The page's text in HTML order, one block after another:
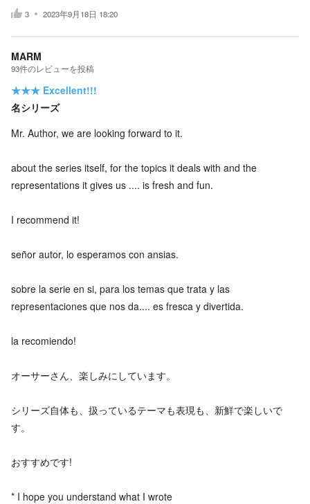
3 2023年9月18日 18:20
MARM
93件のレビューを投稿
★★★ Excellent!!!
名シリーズ
Mr. Author, we are looking forward to it.
about the series itself, for the topics it deals with and the
representations it gives us .... is fresh and fun.
I recommend it!
señor autor, lo esperamos con ansias.
sobre la serie en si, para los temas que trata y las
representaciones que nos da.... es fresca y divertida.
la recomiendo!
オーサーさん、楽しみにしています。
シリーズ自体も、扱っているテーマも表現も、新鮮で楽しいで
す。
おすすめです!
* I hope you understand what I wrote